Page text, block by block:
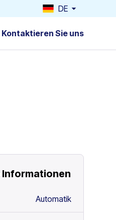
DE
Kontaktieren Sie uns
Informationen
Automatik